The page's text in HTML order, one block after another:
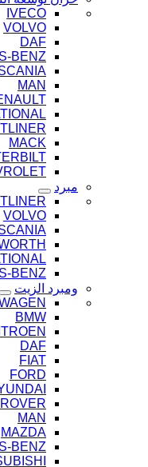
IVECO
VOLVO
DAF
BENZ
MAN
MACK
مبرد
VOLVO
BENZ
ومبرد الزيت
BMW
DAF
FIAT
FORD
MAN
MAZDA
BENZ